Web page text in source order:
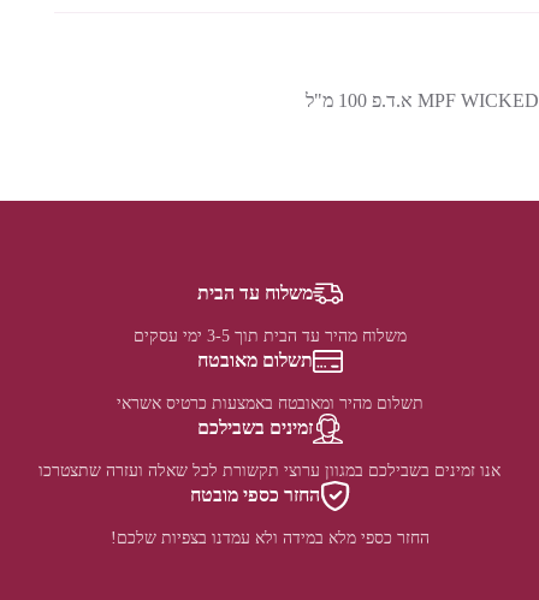
MPF WICKED א.ד.פ 100 מ"ל
משלוח עד הבית
משלוח מהיר עד הבית תוך 3-5 ימי עסקים
תשלום מאובטח
תשלום מהיר ומאובטח באמצעות כרטיס אשראי
זמינים בשבילכם
אנו זמינים בשבילכם במגוון ערוצי תקשורת לכל שאלה ועזרה שתצטרכו
החזר כספי מובטח
החזר כספי מלא במידה ולא עמדנו בצפיות שלכם!